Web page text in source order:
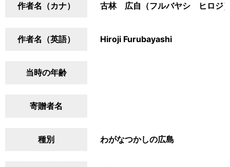
作者名（カナ） 古林 広自（フルバヤシ ヒロジ
作者名（英語） Hiroji Furubayashi
当時の年齢
寄贈者名
種別 わがなつかしの広島